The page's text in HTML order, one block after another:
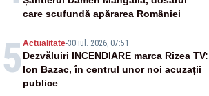
care scufundă apărarea României
5 Actualitate-30 iul. 2026, 07:51
Dezvăluiri INCENDIARE marca Rizea TV:
Ion Bazac, în centrul unor noi acuzații
publice